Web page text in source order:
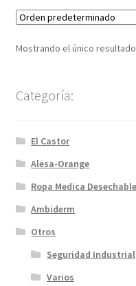
Mostrando el único resultado
Categoría:
El Castor
Alesa-Orange
Ropa Medica Desechable
Ambiderm
Otros
Seguridad Industrial
Varios